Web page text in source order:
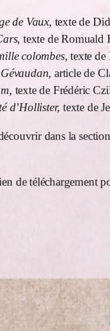
de Vaux, texte de
texte de Romuald
colombes, texte
article de
texte de Frédéric
d’Hollister, texte de
dans la
de téléchargement